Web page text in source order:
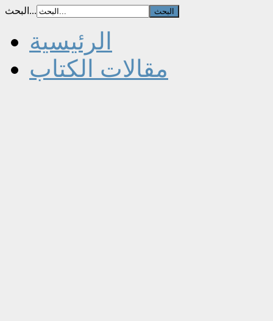
البحث...
الرئيسية
مقالات الكتاب